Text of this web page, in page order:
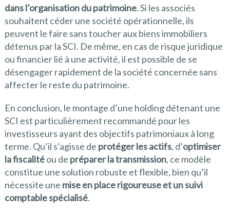
dans l’organisation du patrimoine. Si les associés
souhaitent céder une société opérationnelle, ils
peuvent le faire sans toucher aux biens immobiliers
détenus par la SCI. De même, en cas de risque juridique
ou financier lié à une activité, il est possible de se
désengager rapidement de la société concernée sans
affecter le reste du patrimoine.
En conclusion, le montage d’une holding détenant une
SCI est particulièrement recommandé pour les
investisseurs ayant des objectifs patrimoniaux à long
terme. Qu’il s’agisse de protéger les actifs, d’optimiser
la fiscalitéou de préparer la transmission, ce modèle
constitue une solution robuste et flexible, bien qu’il
nécessite une mise en place rigoureuse et un suivi
comptable spécialisé.